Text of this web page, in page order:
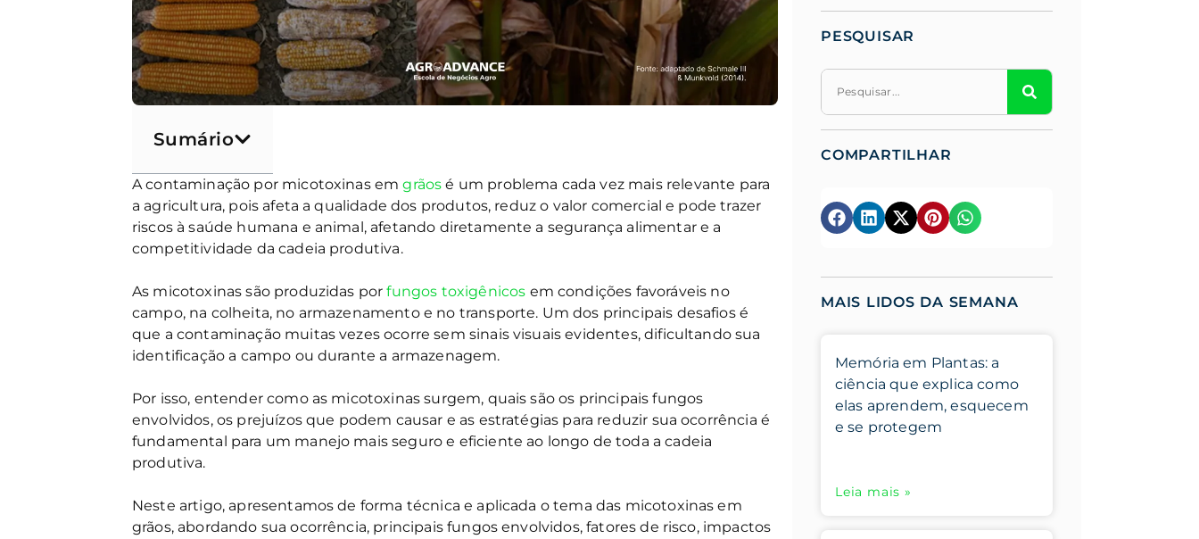
Sumário
A contaminação por micotoxinas emgrãos é um problema cada vez mais relevante para
a agricultura, pois afeta a qualidade dos produtos, reduz o valor comercial e pode trazer
riscos à saúde humana e animal, afetando diretamente a segurança alimentar e a
competitividade da cadeia produtiva.
As micotoxinas são produzidas porfungos toxigênicos em condições favoráveis no
campo, na colheita, no armazenamento e no transporte. Um dos principais desafios é
que a contaminação muitas vezes ocorre sem sinais visuais evidentes, dificultando sua
identificação a campo ou durante a armazenagem.
Por isso, entender como as micotoxinas surgem, quais são os principais fungos
envolvidos, os prejuízos que podem causar e as estratégias para reduzir sua ocorrência é
fundamental para um manejo mais seguro e eficiente ao longo de toda a cadeia
produtiva.
Neste artigo, apresentamos de forma técnica e aplicada o tema das micotoxinas em
grãos, abordando sua ocorrência, principais fungos envolvidos, fatores de risco, impactos
PESQUISAR
COMPARTILHAR
MAIS LIDOS DA SEMANA
Memória em Plantas: a
ciência que explica como
elas aprendem, esquecem
e se protegem
Leia mais »